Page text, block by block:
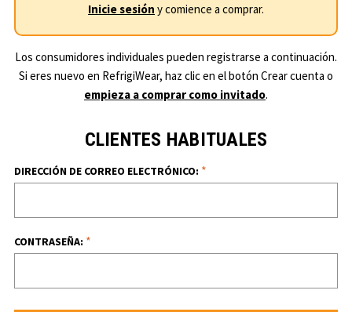
Inicie sesión y comience a comprar.
Los consumidores individuales pueden registrarse a continuación.
Si eres nuevo en RefrigiWear, haz clic en el botón Crear cuenta o
empieza a comprar como invitado.
CLIENTES HABITUALES
DIRECCIÓN DE CORREO ELECTRÓNICO: *
CONTRASEÑA: *